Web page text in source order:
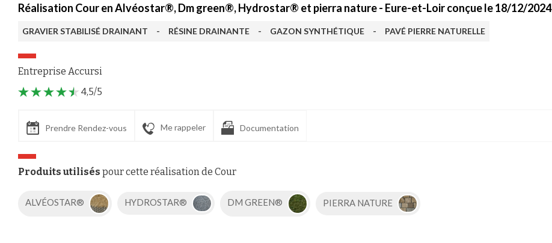
Réalisation Cour en Alvéostar®, Dm green®, Hydrostar® et pierra nature - Eure-et-Loir conçue le 18/12/2024
GRAVIER STABILISÉ DRAINANT - RÉSINE DRAINANTE - GAZON SYNTHÉTIQUE - PAVÉ PIERRE NATURELLE
Entreprise Accursi
4,5/5
Prendre Rendez-vous Me rappeler Documentation
Produits utilisés pour cette réalisation de Cour
ALVÉOSTAR® HYDROSTAR® DM GREEN® PIERRA NATURE